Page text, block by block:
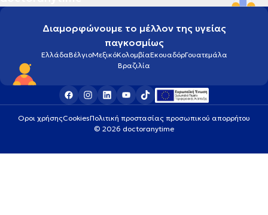
Διαμορφώνουμε το μέλλον της υγείας
παγκοσμίως
ΕλλάδαΒέλγιοΜεξικόΚολομβίαΕκουαδόρΓουατεμάλα
Βραζιλία
Οροι χρήσηςCookiesΠολιτική προστασίας προσωπικού απορρήτου
© 2026 doctoranytime